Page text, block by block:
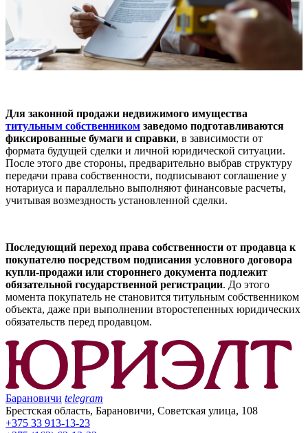
Для законной продажи недвижимого имущества
титульным собственником заведомо подготавливаются
фиксированные бумаги и справки, в зависимости от
формата будущей сделки и личной юридической ситуации.
После этого две стороны, предварительно выбрав структуру
передачи права собственности, подписывают соглашение у
нотариуса и параллельно выполняют финансовые расчеты,
учитывая возмездность установленной сделки.
Последующий переход права собственности от продавца к
покупателю посредством подписания условного договора
купли-продажи или стороннего документа подлежит
обязательной государственной регистрации. До этого
момента покупатель не становится титульным собственником
объекта, даже при выполнении второстепенных юридических
обязательств перед продавцом.
Барановичи telegram
Брестская область, Барановичи, Советская улица, 108
+375 33 913-13-23